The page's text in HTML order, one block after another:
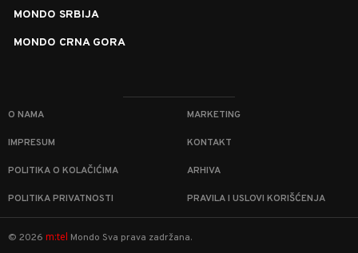
MONDO SRBIJA
MONDO CRNA GORA
O NAMA MARKETING
IMPRESUM KONTAKT
POLITIKA O KOLAČIĆIMA ARHIVA
POLITIKA PRIVATNOSTI PRAVILA I USLOVI KORIŠĆENJA
© 2026 m:tel Mondo Sva prava zadržana.